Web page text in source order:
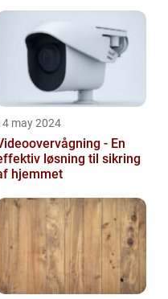
may 2024
- En
løsning til sikring
hjemmet